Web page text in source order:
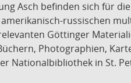
Asch befinden sich für
russischen
Göttinger
Photographien,
Nationalbibliothek in St.